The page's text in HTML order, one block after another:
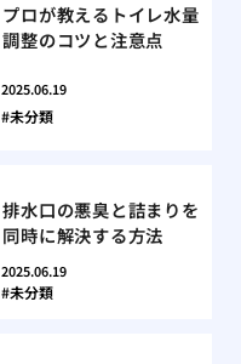
プロが教えるトイレ水量
調整のコツと注意点
2025.06.19
未分類
排水口の悪臭と詰まりを
同時に解決する方法
2025.06.19
未分類